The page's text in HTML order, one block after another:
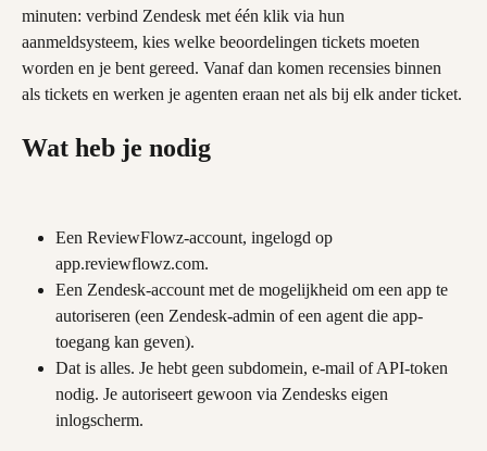
minuten: verbind Zendesk met één klik via hun
aanmeldsysteem, kies welke beoordelingen tickets moeten
worden en je bent gereed. Vanaf dan komen recensies binnen
als tickets en werken je agenten eraan net als bij elk ander ticket.
Wat heb je nodig
Een ReviewFlowz-account, ingelogd op
app.reviewflowz.com.
Een Zendesk-account met de mogelijkheid om een app te
autoriseren (een Zendesk-admin of een agent die app-
toegang kan geven).
Dat is alles. Je hebt geen subdomein, e-mail of API-token
nodig. Je autoriseert gewoon via Zendesks eigen
inlogscherm.